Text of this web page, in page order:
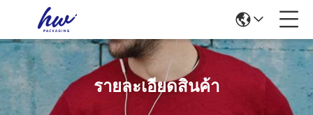
รายละเอียดสินค้า